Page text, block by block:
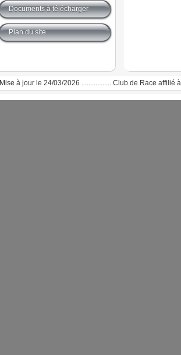
Documents à télécharger
Plan du site
Mise à jour le 24/03/2026 ................. Club de Race